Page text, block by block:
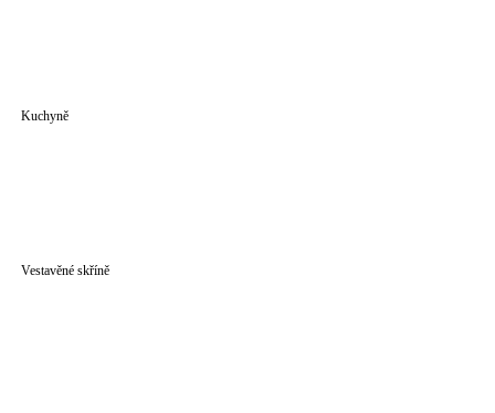
Kuchyně
Vestavěné skříně